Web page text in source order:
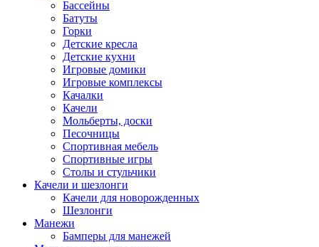
Бассейны
Батуты
Горки
Детские кресла
Детские кухни
Игровые домики
Игровые комплексы
Качалки
Качели
Мольберты, доски
Песочницы
Спортивная мебель
Спортивные игры
Столы и стульчики
Качели и шезлонги
Качели для новорожденных
Шезлонги
Манежи
Бамперы для манежей